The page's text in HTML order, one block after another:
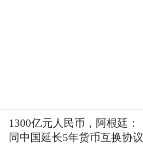
1300亿元人民币，阿根廷：
同中国延长5年货币互换协议